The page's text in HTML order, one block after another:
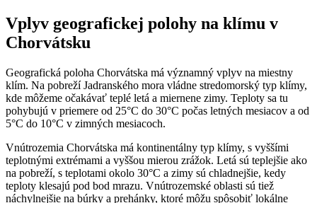
Vplyv geografickej polohy na klímu v
Chorvátsku
Geografická poloha Chorvátska má významný vplyv na miestny
klím. Na pobreží Jadranského mora vládne stredomorský typ klímy,
kde môžeme očakávať teplé letá a miernene zimy. Teploty sa tu
pohybujú v priemere od 25°C do 30°C počas letných mesiacov a od
5°C do 10°C v zimných mesiacoch.
Vnútrozemia Chorvátska má kontinentálny typ klímy, s vyššími
teplotnými extrémami a vyššou mierou zrážok. Letá sú teplejšie ako
na pobreží, s teplotami okolo 30°C a zimy sú chladnejšie, kedy
teploty klesajú pod bod mrazu. Vnútrozemské oblasti sú tiež
náchylnejšie na búrky a prehánky, ktoré môžu spôsobiť lokálne